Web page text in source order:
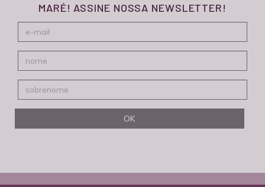
MARÉ! ASSINE NOSSA NEWSLETTER!